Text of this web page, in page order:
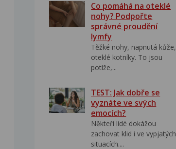
Co pomáhá na oteklé
nohy? Podpořte
správné proudění
lymfy
Těžké nohy, napnutá kůže,
oteklé kotníky. To jsou
potíže,...
TEST: Jak dobře se
vyznáte ve svých
emocích?
Někteří lidé dokážou
zachovat klid i ve vypjatých
situacích....